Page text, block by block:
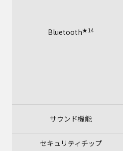
Bluetooth★14
サウンド機能
セキュリティチップ